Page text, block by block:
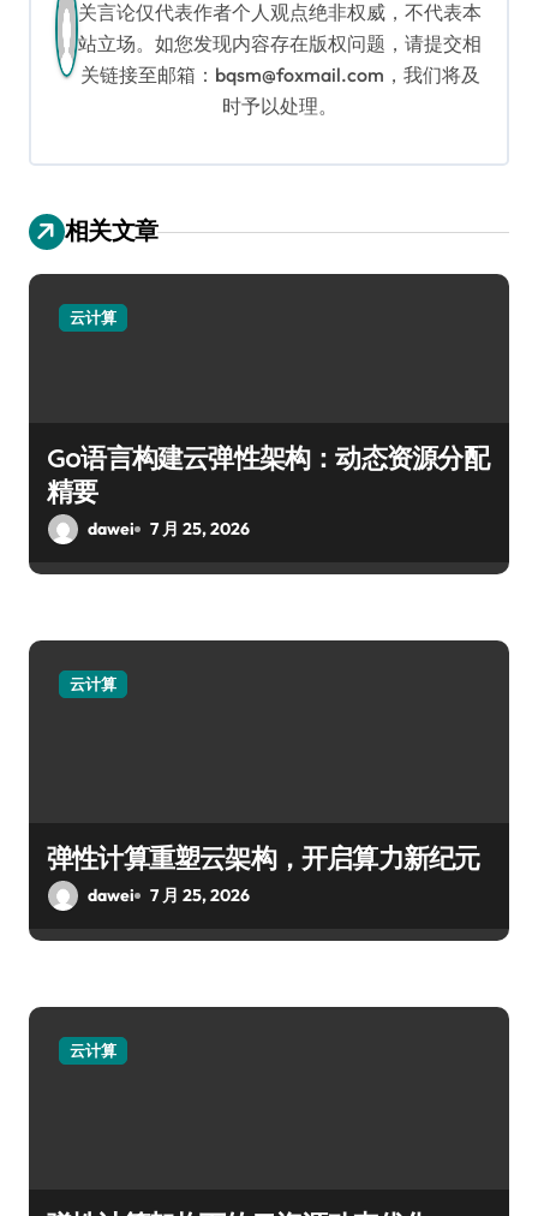
关言论仅代表作者个人观点绝非权威，不代表本
站立场。如您发现内容存在版权问题，请提交相
关链接至邮箱：bqsm@foxmail.com，我们将及
时予以处理。
相关文章
云计算
Go语言构建云弹性架构：动态资源分配
精要
dawei 7 月 25, 2026
云计算
弹性计算重塑云架构，开启算力新纪元
dawei 7 月 25, 2026
云计算